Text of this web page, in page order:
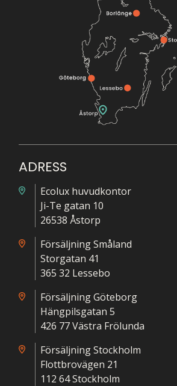
ADRESS
Ecolux huvudkontor
Ji-Te gatan 10
26538 Åstorp
Försäljning Småland
Storgatan 41
365 32 Lessebo
Försäljning Göteborg
Hängpilsgatan 5
426 77 Västra Frölunda
Försäljning Stockholm
Flottbrovägen 21
112 64 Stockholm